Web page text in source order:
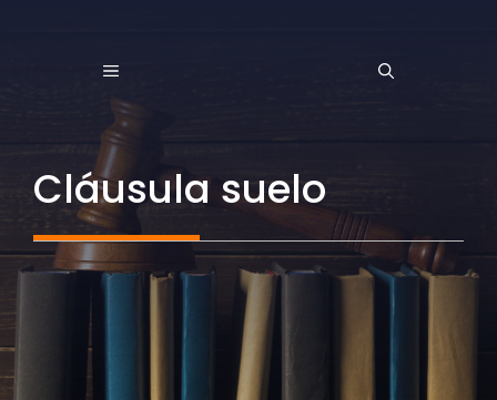
MENÚ
Cláusula suelo